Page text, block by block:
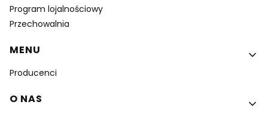
Program lojalnościowy
Przechowalnia
MENU
Producenci
O NAS